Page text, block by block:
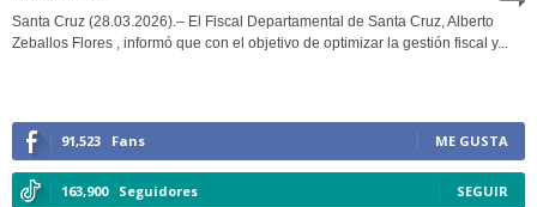
Santa Cruz (28.03.2026).– El Fiscal Departamental de Santa Cruz, Alberto
Zeballos Flores , informó que con el objetivo de optimizar la gestión fiscal y...
91,523 Fans ME GUSTA
163,900 Seguidores SEGUIR